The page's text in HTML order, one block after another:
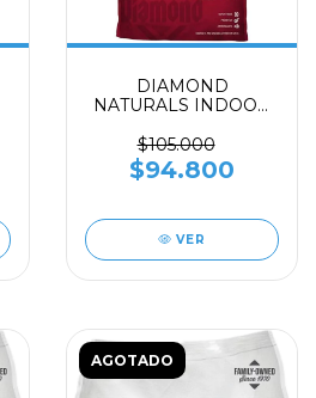
DIAMOND
NATURALS INDOOR
$105.000
$94.800
VER
AGOTADO